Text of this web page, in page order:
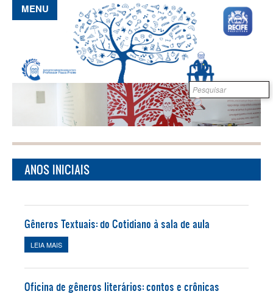
Pular para o conteúdo principal
Formulário de
busca
MENU
ANOS INICIAIS
Gêneros Textuais: do Cotidiano à sala de aula
LEIA MAIS
Oficina de gêneros literários: contos e crônicas